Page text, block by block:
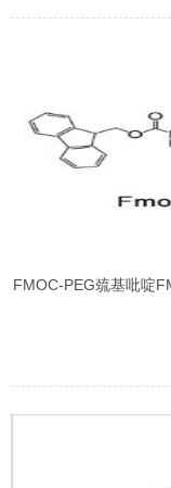
FMOC-PEG巯基吡啶